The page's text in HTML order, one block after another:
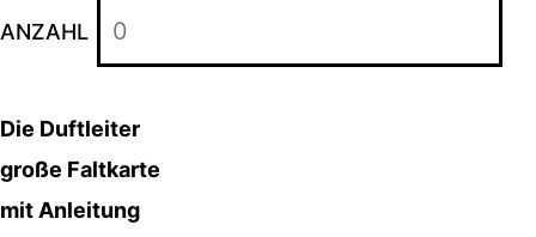
ANZAHL
Die Duftleiter
große Faltkarte
mit Anleitung